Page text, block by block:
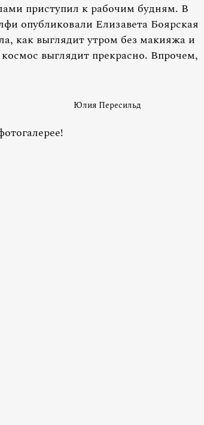
приступил к рабочим будням. В
опубликовали Елизавета Боярская
как выглядит утром без макияжа и
выглядит прекрасно. Впрочем,
Юлия Пересильд